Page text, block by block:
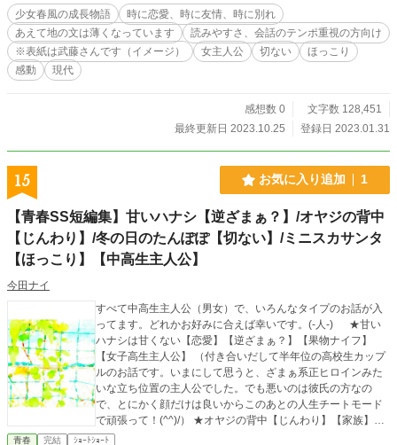
なさる方はご注意下さい。 ※書き方に対して、これが絶対と
自身の中でルールがある方は、不快に感じる恐れがあるので
読まないことをおすすめします。 ※実際にある沼津 大手町の
喫茶店、ミニドリップ(現在は諸事情により閉店)がモデルにな
少女春風の成長物語
時に恋愛、時に友情、時に別れ
あえて地の文は薄くなっています
読みやすさ、会話のテンポ重視の方向け
※表紙は武藤さんです（イメージ）
女主人公 切ない
ほっこり
感動
現代
感想数 0
文字数 128,451
最終更新日 2023.10.25
登録日 2023.01.31
15 お気に入り追加 1
【青春SS短編集】甘いハナシ【逆ざまぁ？】/オヤジの背中
【じんわり】/冬の日のたんぽぽ【切ない】/ミニスカサンタ
【ほっこり】【中高生主人公】
今田ナイ
すべて中高生主人公（男女）で、いろんなタイプのお話が入
ってます。どれかお好みに合えば幸いです。(-人-) ★甘い
ハナシは甘くない【恋愛】【逆ざまぁ？】【果物ナイフ】
【女子高生主人公】 （付き合いだして半年位の高校生カップ
ルのお話です。いまにして思うと、ざまぁ系正ヒロインみた
いな立ち位置の主人公でした。でも悪いのは彼氏の方なの
で、とにかく顔だけは良いからこのあとの人生チートモード
で頑張って！(^^)/） ★オヤジの背中【じんわり】【家族】
【少し不思議】【小人】【女子中学生主人公】 （いろいろと
青春 完結 ｼｮｰﾄｼｮｰﾄ